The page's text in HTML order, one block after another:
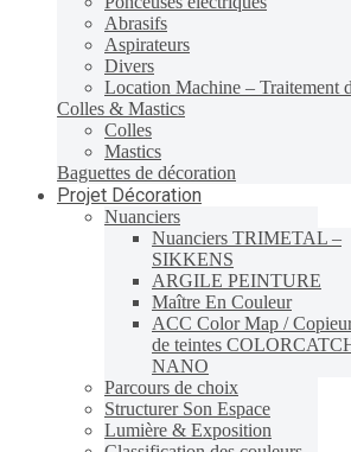
Abrasifs
Aspirateurs
Divers
Location Machine – Traitement
Colles & Mastics
Colles
Mastics
Baguettes de décoration
Projet Décoration
Nuanciers
Nuanciers TRIMETAL –
SIKKENS
ARGILE PEINTURE
Maître En Couleur
ACC Color Map /
de teintes
NANO
Parcours de choix
Structurer Son Espace
Lumière & Exposition